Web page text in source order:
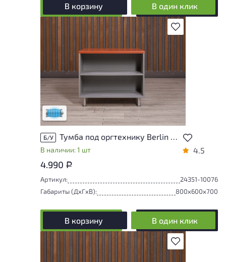
В корзину В один клик
В избранное
Состояние товара приближено к новому,
могут присутствовать незначительные
следы эксплуатации
Низкая степень износа
Б/У
В наличии: 1 шт 4.5
4.990 Р
Артикул:
24351-10076
Габариты (ДxГxВ):
800x600x700
В корзину В один клик
В избранное